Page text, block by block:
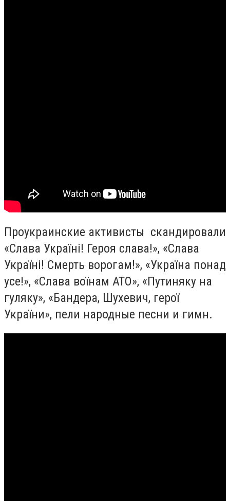
Проукраинские активисты скандировали
«Слава Україні! Героя слава!», «Слава
Україні! Смерть ворогам!», «Україна понад
усе!», «Слава воїнам АТО», «Путиняку на
гуляку», «Бандера, Шухевич, герої
України», пели народные песни и гимн.